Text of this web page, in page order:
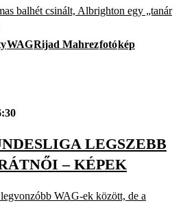
balhét csinált, Albrighton egy „tanár
WAGRijad Mahrezfotókép
LEGSZEBB
– KÉPEK
WAG-ek között, de a